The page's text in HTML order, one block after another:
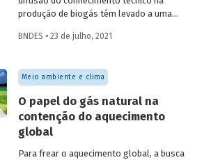
produção de biogás têm levado a uma
em operação e no volume produzido no
tímido diante do potencial de geração que
um país com um agronegócio tão
desenvolvido pode atingir. Entenda como
resíduos e efluentes das diferentes
atividades agropecuárias podem
contribuir para ampliar a geração de
BNDES • 23 de julho, 2021
Meio ambiente e clima
O papel do gás natural na
contenção do aquecimento
global
Para frear o aquecimento global, a busca